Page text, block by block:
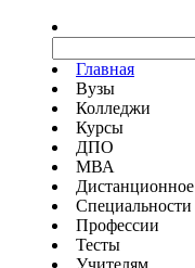
Главная
Вузы
Колледжи
Курсы
ДПО
МВА
Дистанционное
Специальности
Профессии
Тесты
Учителям